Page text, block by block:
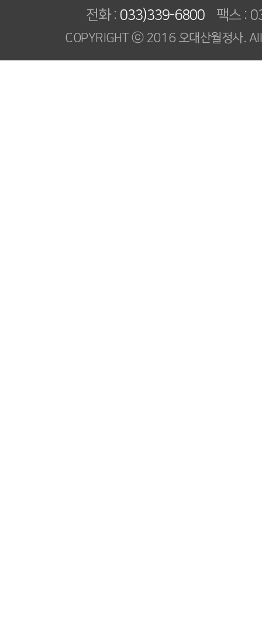
전화 : 033)339-6800 팩스 :
COPYRIGHT ⓒ 2016 오대산월정사.